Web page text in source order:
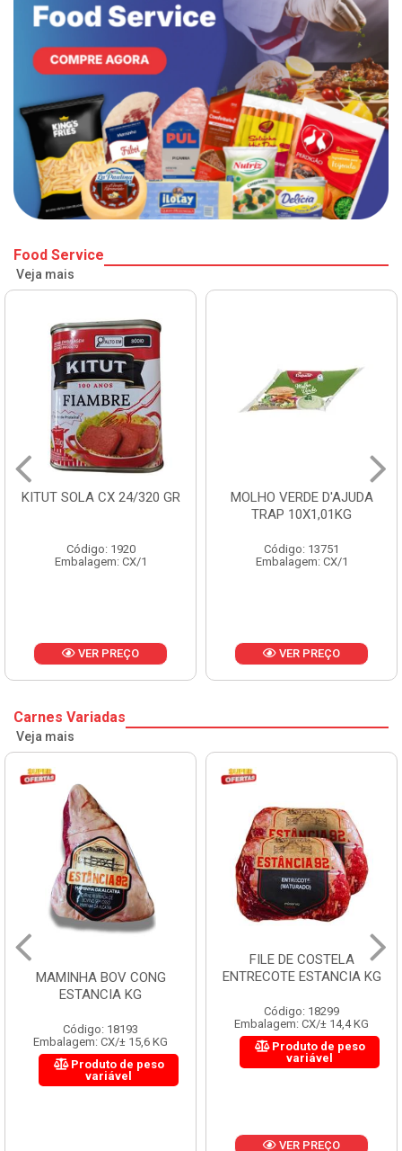
Food Service
Veja mais
CX 24/320 GR
CX/1
PREÇO
MOLHO VERDE D'AJUDA
TRAP 10X1,01KG
Embalagem: CX/1
VER PREÇO
FRUTAS
Carnes Variadas
Veja mais
MAMINHA BOV CONG
ESTANCIA KG
Código: 18193
Embalagem: CX/± 15,6 KG
Produto de peso
variável
FILE DE COSTELA
ENTRECOTE ESTANCIA KG
Código: 18299
Embalagem: CX/± 14,4 KG
Produto de peso
variável
VER PREÇO